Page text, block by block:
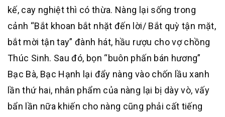
kế, cay nghiệt thì có thừa. Nàng lại sống trong
cảnh “Bắt khoan bắt nhặt đến lời/ Bắt quỳ tận mặt,
bắt mời tận tay” đành hát, hầu rượu cho vợ chồng
Thúc Sinh. Sau đó, bọn “buôn phấn bán hương”
Bạc Bà, Bạc Hạnh lại đẩy nàng vào chốn lầu xanh
lần thứ hai, nhân phẩm của nàng lại bị dày vò, vấy
bẩn lần nữa khiến cho nàng cũng phải cất tiếng